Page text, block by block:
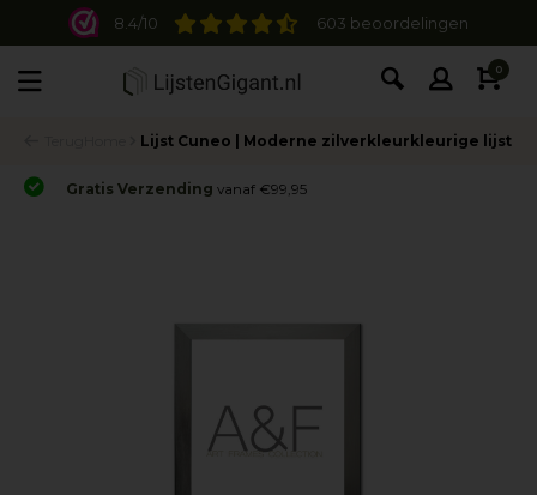
8.4/10 603 beoordelingen
0
Lijst Cuneo | Moderne zilverkleurkleurige lijst
Gratis Verzending vanaf €99,95